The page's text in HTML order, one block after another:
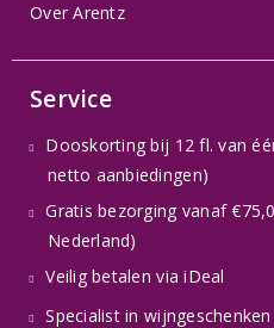
Over Arentz
Service
Dooskorting bij 12 fl. van
netto aanbiedingen)
Gratis bezorging vanaf
Nederland)
Veilig betalen via iDeal
Specialist in wijngeschenken